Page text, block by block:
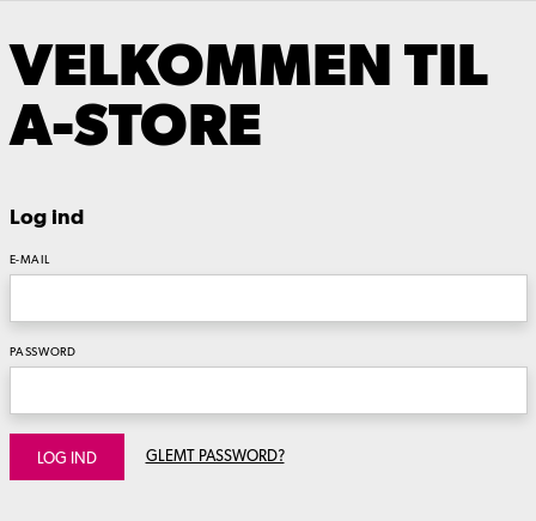
VELKOMMEN TIL
A-STORE
Log ind
E-MAIL
PASSWORD
LOG IND GLEMT PASSWORD?